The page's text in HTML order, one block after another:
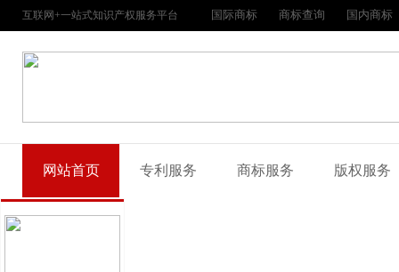
互联网+一站式知识产权服务平台 国际商标 商标查询 国内商标
网站首页 专利服务 商标服务 版权服务